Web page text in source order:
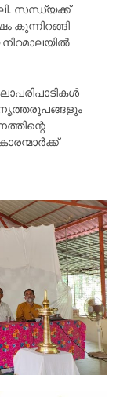
സന്ധ്യക്ക്
കുന്നിറങ്ങി
നൃത്തരൂപങ്ങളും